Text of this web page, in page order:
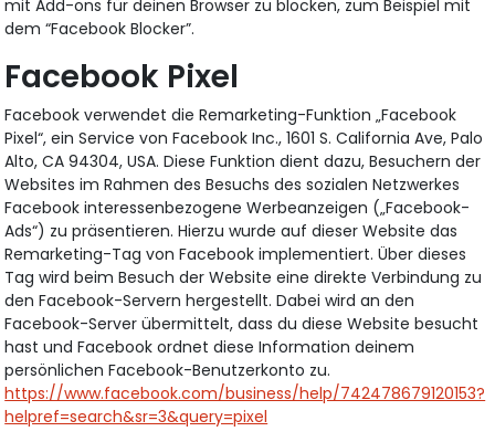
mit Add-ons für deinen Browser zu blocken, zum Beispiel mit
dem “Facebook Blocker”.
Facebook Pixel
Facebook verwendet die Remarketing-Funktion „Facebook
Pixel“, ein Service von Facebook Inc., 1601 S. California Ave, Palo
Alto, CA 94304, USA. Diese Funktion dient dazu, Besuchern der
Websites im Rahmen des Besuchs des sozialen Netzwerkes
Facebook interessenbezogene Werbeanzeigen („Facebook-
Ads“) zu präsentieren. Hierzu wurde auf dieser Website das
Remarketing-Tag von Facebook implementiert. Über dieses
Tag wird beim Besuch der Website eine direkte Verbindung zu
den Facebook-Servern hergestellt. Dabei wird an den
Facebook-Server übermittelt, dass du diese Website besucht
hast und Facebook ordnet diese Information deinem
persönlichen Facebook-Benutzerkonto zu.
https://www.facebook.com/business/help/742478679120153?
helpref=search&sr=3&query=pixel